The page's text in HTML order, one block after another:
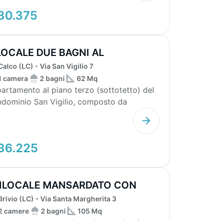
DUE BAGNI AL
(LC) - Via San Vigilio 7
camera
2 bagni 62 Mq
al piano terzo (sottotetto) del
San Vigilio, composto da
MANSARDATO CON
E POSTO...
(LC) - Via Santa Margherita 3
camere
2 bagni 105 Mq